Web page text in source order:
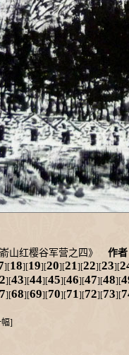
山红樱谷军营之四》 作者
][18][19][20][21][22][23][
][43][44][45][46][47][48][
][68][69][70][71][72][73][
幅]